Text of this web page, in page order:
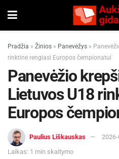
Pradžia » Žinios » Panevėžys »
rinktine rengiasi Europos čempionatui
Panevėžio
Lietuvos U18
Europos
Paulius Liškauskas
Laikas: 1 min skaitymo